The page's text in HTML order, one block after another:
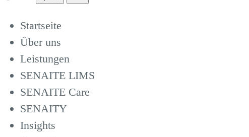
Startseite
Über uns
Leistungen
SENAITE LIMS
SENAITE Care
SENAITY
Insights